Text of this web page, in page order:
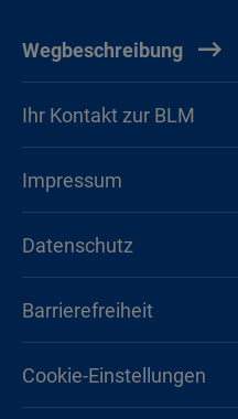
Wegbeschreibung
Ihr Kontakt zur BLM
Impressum
Datenschutz
Barrierefreiheit
Cookie-Einstellungen